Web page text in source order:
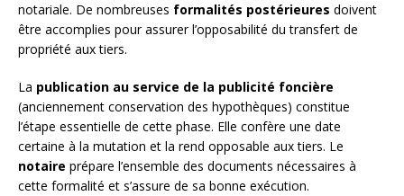
notariale. De nombreuses formalités postérieures doivent
être accomplies pour assurer l’opposabilité du transfert de
propriété aux tiers.
La publication au service de la publicité foncière
(anciennement conservation des hypothèques) constitue
l’étape essentielle de cette phase. Elle confère une date
certaine à la mutation et la rend opposable aux tiers. Le
notaire prépare l’ensemble des documents nécessaires à
cette formalité et s’assure de sa bonne exécution.